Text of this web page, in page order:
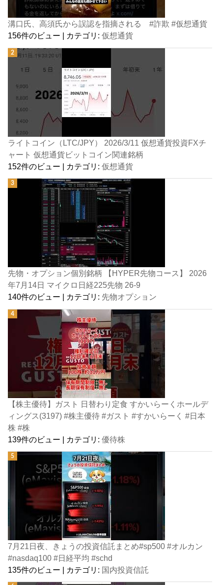
溝口氏、高須氏から誤認を指摘される #詐欺 #仮想通貨
156件のビュー
カテゴリ:仮想通貨
ライトコイン（LTC/JPY） 2026/3/11 仮想通貨投資FXチ
ャート 仮想通貨ビットコイン関連銘柄
152件のビュー | カテゴリ:仮想通貨
先物・オプション個別銘柄 【HYPER先物コース】 2026
年7月14日 マイクロ日経225先物 26-9
140件のビュー | カテゴリ: 先物オプション
【株主優待】ガスト 日替わり定食 すかいらーくホールデ
ィングス(3197) #株主優待 #ガスト #すかいらーく #日本
株 #株
139件のビュー | カテゴリ:優待株
7月21日夜、きょうの投資信託まとめ#sp500 #オルカン
#nasdaq100 #日経平均 #schd
135件のビュー | カテゴリ: 国内投資信託